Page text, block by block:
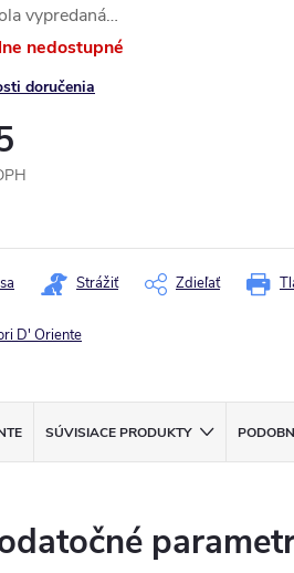
vypredaná…
nedostupné
doručenia
Strážiť Zdieľať
D' Oriente
SÚVISIACE PRODUKTY